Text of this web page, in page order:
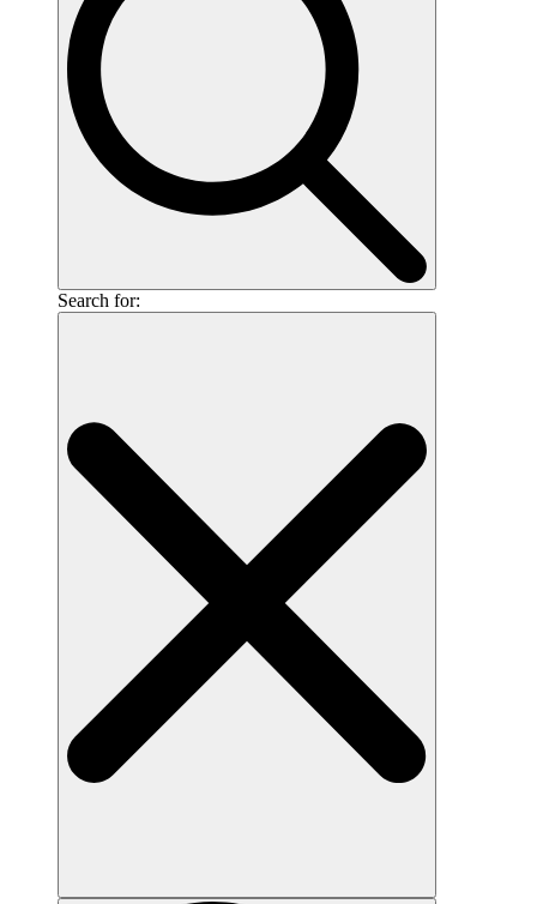
Search for: